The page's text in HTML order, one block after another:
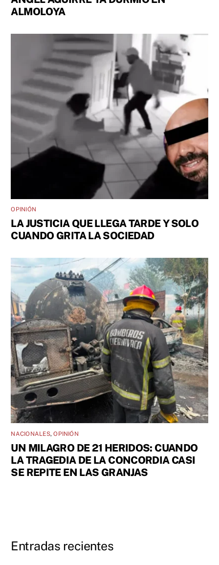
ALMOLOYA
OPINIÓN
LA JUSTICIA QUE LLEGA TARDE Y SOLO
CUANDO GRITA LA SOCIEDAD
NACIONALES,OPINIÓN
UN MILAGRO DE 21 HERIDOS: CUANDO
LA TRAGEDIA DE LA CONCORDIA CASI
SE REPITE EN LAS GRANJAS
Entradas recientes